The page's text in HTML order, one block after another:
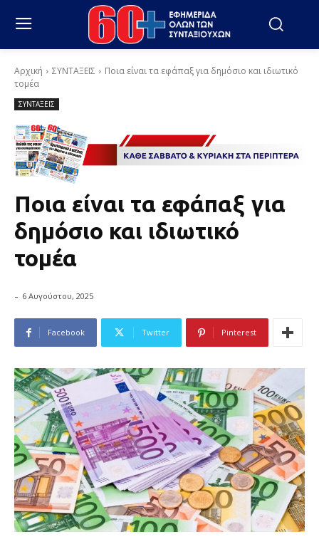
Αρχική ΣΥΝΤΑΞΕΙΣ
Ποια είναι τα εφάπαξ για δημόσιο και ιδιωτικό
τομέα
ΣΥΝΤΑΞΕΙΣ
Ποια είναι τα εφάπαξ για
δημόσιο και ιδιωτικό
τομέα
- 6 Αυγούστου, 2025
Facebook Twitter Pinterest